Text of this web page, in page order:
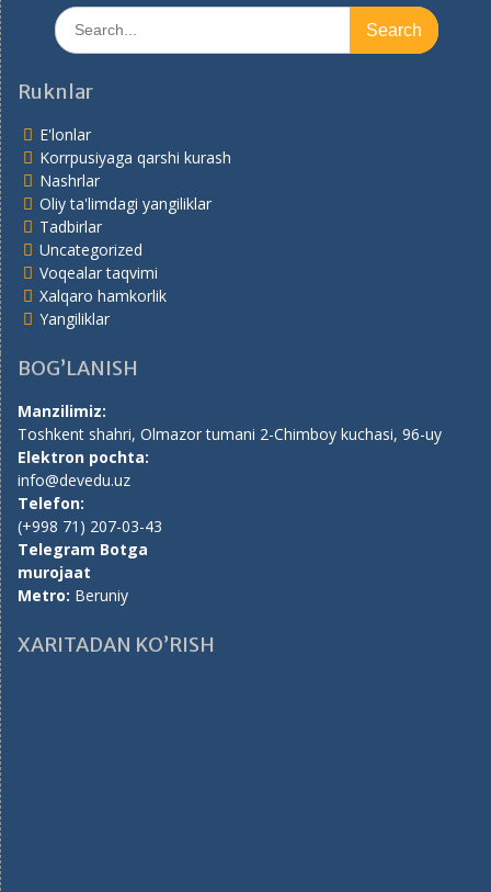
Search
for:
Ruknlar
E'lonlar
Korrpusiyaga qarshi kurash
Nashrlar
Oliy ta'limdagi yangiliklar
Tadbirlar
Uncategorized
Voqealar taqvimi
Xalqaro hamkorlik
Yangiliklar
BOG’LANISH
Manzilimiz:
Toshkent shahri, Olmazor tumani 2-Chimboy kuchasi, 96-uy
Elektron pochta:
info@devedu.uz
Telefon:
(+998 71) 207-03-43
Telegram Botga
murojaat
Metro: Beruniy
XARITADAN KO’RISH